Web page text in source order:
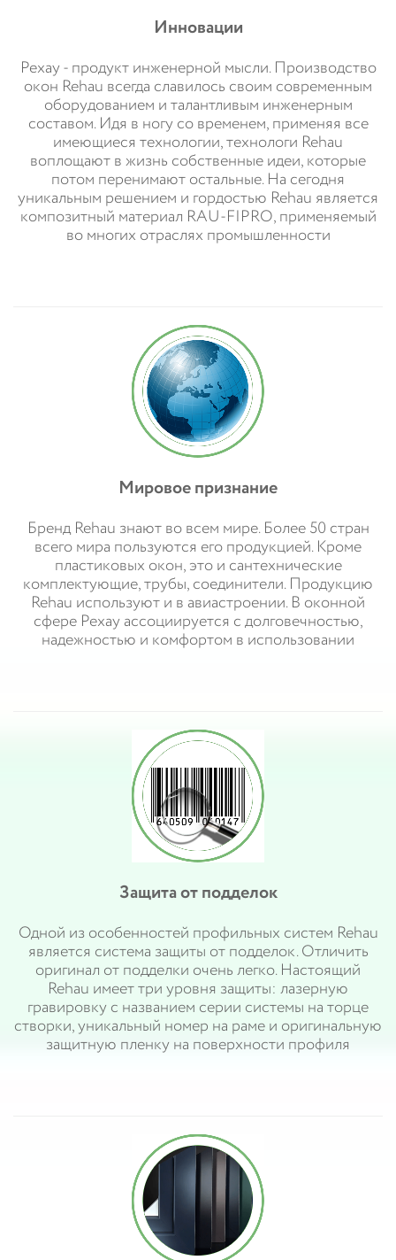
Инновации
Рехау - продукт инженерной мысли. Производство
окон Rehau всегда славилось своим современным
оборудованием и талантливым инженерным
составом. Идя в ногу со временем, применяя все
имеющиеся технологии, технологи Rehau
воплощают в жизнь собственные идеи, которые
потом перенимают остальные. На сегодня
уникальным решением и гордостью Rehau является
композитный материал RAU-FIPRO, применяемый
во многих отраслях промышленности
Мировое признание
Бренд Rehau знают во всем мире. Более 50 стран
всего мира пользуются его продукцией. Кроме
пластиковых окон, это и сантехнические
комплектующие, трубы, соединители. Продукцию
Rehau используют и в авиастроении. В оконной
сфере Рехау ассоциируется с долговечностью,
надежностью и комфортом в использовании
Защита от подделок
Одной из особенностей профильных систем Rehau
является система защиты от подделок. Отличить
оригинал от подделки очень легко. Настоящий
Rehau имеет три уровня защиты: лазерную
гравировку с названием серии системы на торце
створки, уникальный номер на раме и оригинальную
защитную пленку на поверхности профиля